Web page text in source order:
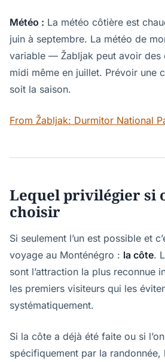
Météo : La météo côtière est
juin à septembre. La météo de
variable — Žabljak peut avoir des
midi même en juillet. Prévoir une
soit la saison.
From Žabljak: Durmitor National
Lequel privilégier si
choisir
Si seulement l’un est possible et
voyage au Monténégro : la côte.
sont l’attraction la plus reconnue
les premiers visiteurs qui les
systématiquement.
Si la côte a déjà été faite ou si
spécifiquement par la randonnée,